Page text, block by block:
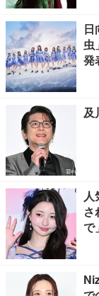
日
虫
発
及
人
さ
で